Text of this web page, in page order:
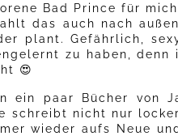
Bad Prince für
das auch nach
plant. Gefährlich,
zu haben,
😍
ein paar Bücher von
schreibt nicht nur
wieder aufs Neue